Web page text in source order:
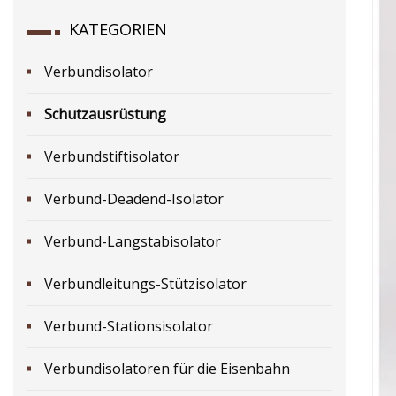
KATEGORIEN
Verbundisolator
Schutzausrüstung
Verbundstiftisolator
Verbund-Deadend-Isolator
Verbund-Langstabisolator
Verbundleitungs-Stützisolator
Verbund-Stationsisolator
Verbundisolatoren für die Eisenbahn